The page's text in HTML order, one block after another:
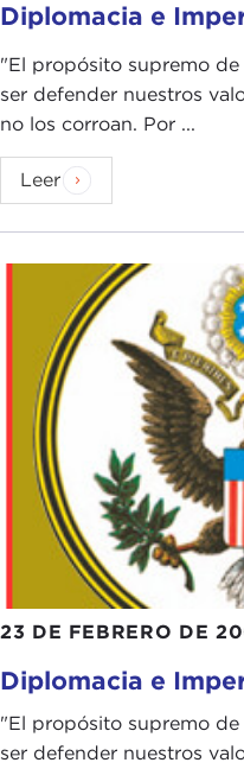
Diplomacia e
"El propósito supremo
ser defender nuestros
no los corroan. Por ...
Leer
23 DE FEBRERO DE
Diplomacia e
"El propósito supremo
ser defender nuestros